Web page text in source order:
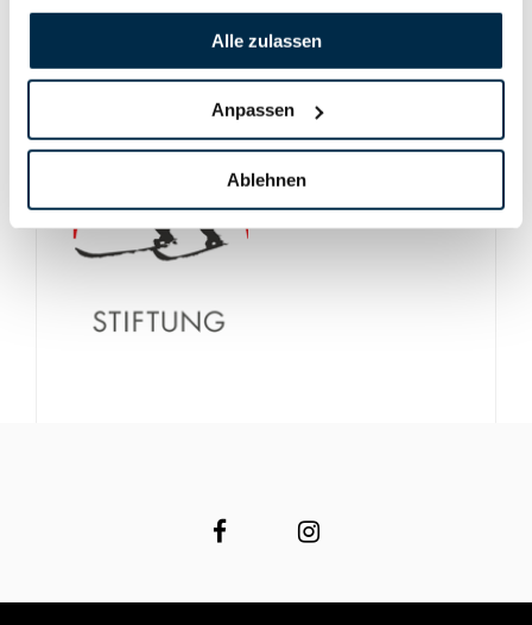
Alle zulassen
Anpassen
Ablehnen